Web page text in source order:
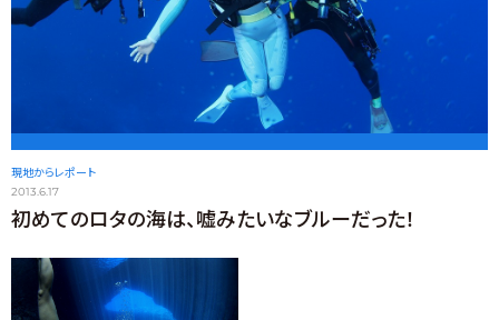
現地からレポート
2013.6.17
初めてのロタの海は、嘘みたいなブルーだった！